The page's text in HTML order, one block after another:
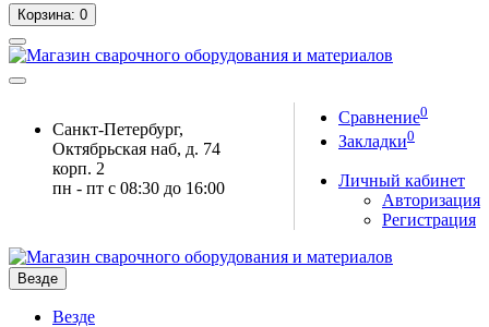
Корзина: 0
Санкт-Петербург,
Октябрьская наб, д. 74
корп. 2
пн - пт с 08:30 до 16:00
Сравнение0
Закладки0
Личный кабинет
Авторизация
Регистрация
Везде
Везде